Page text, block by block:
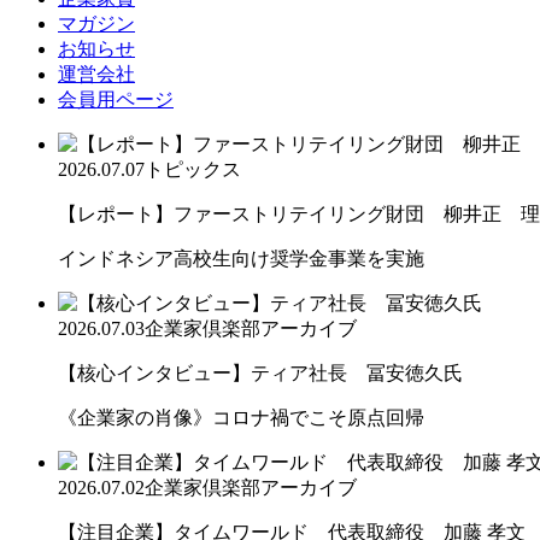
マガジン
お知らせ
運営会社
会員用ページ
2026.07.07 トピックス
【レポート】ファーストリテイリング財団 柳井正
インドネシア高校生向け奨学金事業を実施
2026.07.03企業家倶楽部アーカイブ
【核心インタビュー】ティア社長 冨安徳久氏
《企業家の肖像》コロナ禍でこそ原点回帰
2026.07.02企業家倶楽部アーカイブ
【注目企業】タイムワールド 代表取締役 加藤 孝文